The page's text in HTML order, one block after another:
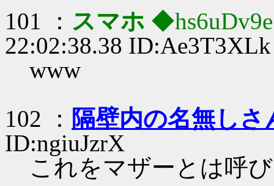
101 ： スマホ
22:02:38.38 ID:Ae3T3XLk
www
102 ： 隔壁内の名無しさ
ID:ngiuJzrX
これをマザーとは呼